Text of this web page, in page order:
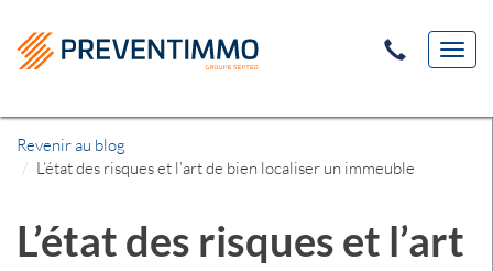
Revenir au blog
L’état des risques et l’art de bien localiser un immeuble
L’état des risques et l’art